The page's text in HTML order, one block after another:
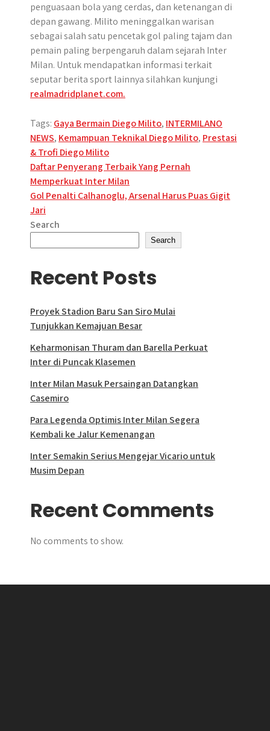
penguasaan bola yang cerdas, dan ketenangan di
depan gawang. Milito meninggalkan warisan
sebagai salah satu pencetak gol paling tajam dan
pemain paling berpengaruh dalam sejarah Inter
Milan. Untuk mendapatkan informasi terkait
seputar berita sport lainnya silahkan kunjungi
realmadridplanet.com.
Tags: Gaya Bermain Diego Milito, INTERMILANO
NEWS, Kemampuan Teknikal Diego Milito, Prestasi
& Trofi Diego Milito
Post
navigation
Daftar Penyerang Terbaik Yang Pernah
Memperkuat Inter Milan
Gol Penalti Calhanoglu, Arsenal Harus Puas Gigit
Jari
Search
Search
Recent Posts
Proyek Stadion Baru San Siro Mulai
Tunjukkan Kemajuan Besar
Keharmonisan Thuram dan Barella Perkuat
Inter di Puncak Klasemen
Inter Milan Masuk Persaingan Datangkan
Casemiro
Para Legenda Optimis Inter Milan Segera
Kembali ke Jalur Kemenangan
Inter Semakin Serius Mengejar Vicario untuk
Musim Depan
Recent Comments
No comments to show.